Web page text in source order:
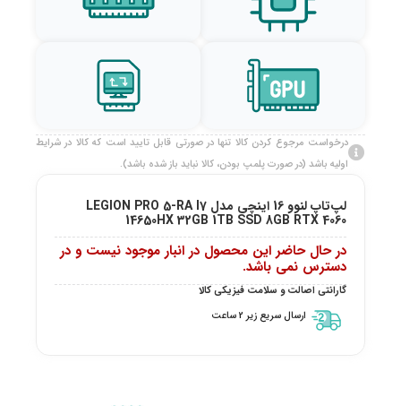
درخواست مرجوع کردن کالا تنها در صورتی قابل تایید است که کالا در شرایط
اولیه باشد (در صورت پلمپ بودن، کالا نباید باز شده باشد).
لپ‌تاپ لنوو 16 اینچی مدل LEGION PRO 5-RA I7
14650HX 32GB 1TB SSD 8GB RTX 4060
در حال حاضر این محصول در انبار موجود نیست و در
دسترس نمی باشد.
گارانتی اصالت و سلامت فیزیکی کالا
ارسال سریع زیر 2 ساعت